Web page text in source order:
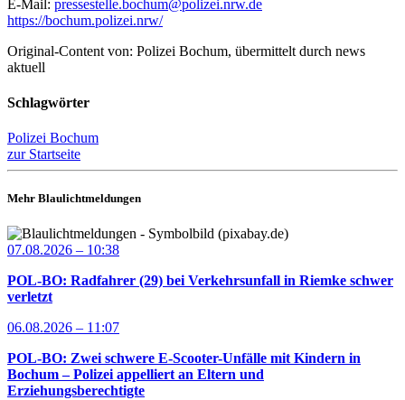
E-Mail: pressestelle.bochum@polizei.nrw.de
https://bochum.polizei.nrw/
Original-Content von: Polizei Bochum, übermittelt durch news
aktuell
Schlagwörter
Polizei Bochum
zur Startseite
Mehr Blaulichtmeldungen
07.08.2026 – 10:38
POL-BO: Radfahrer (29) bei Verkehrsunfall in Riemke schwer
verletzt
06.08.2026 – 11:07
POL-BO: Zwei schwere E-Scooter-Unfälle mit Kindern in
Bochum – Polizei appelliert an Eltern und
Erziehungsberechtigte